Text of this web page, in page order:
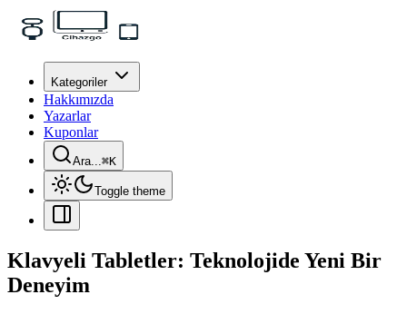
Kategoriler
Hakkımızda
Yazarlar
Kuponlar
Ara...⌘K
Toggle theme
Klavyeli Tabletler: Teknolojide Yeni Bir
Deneyim